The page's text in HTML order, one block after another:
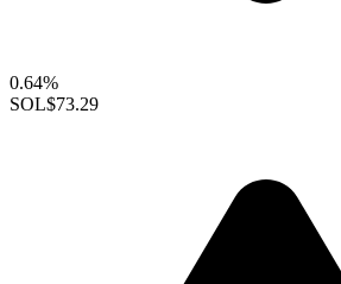
0.64%
SOL$73.29